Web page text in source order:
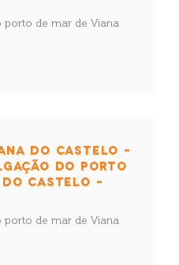
porto de mar de Viana
DO CASTELO –
DO PORTO
CASTELO –
porto de mar de Viana